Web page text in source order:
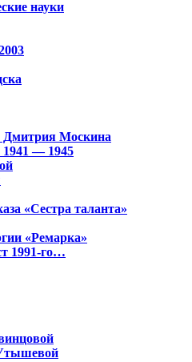
науки
Дмитрия Москина
1941 — 1945
«Сестра таланта»
«Ремарка»
1991-го…